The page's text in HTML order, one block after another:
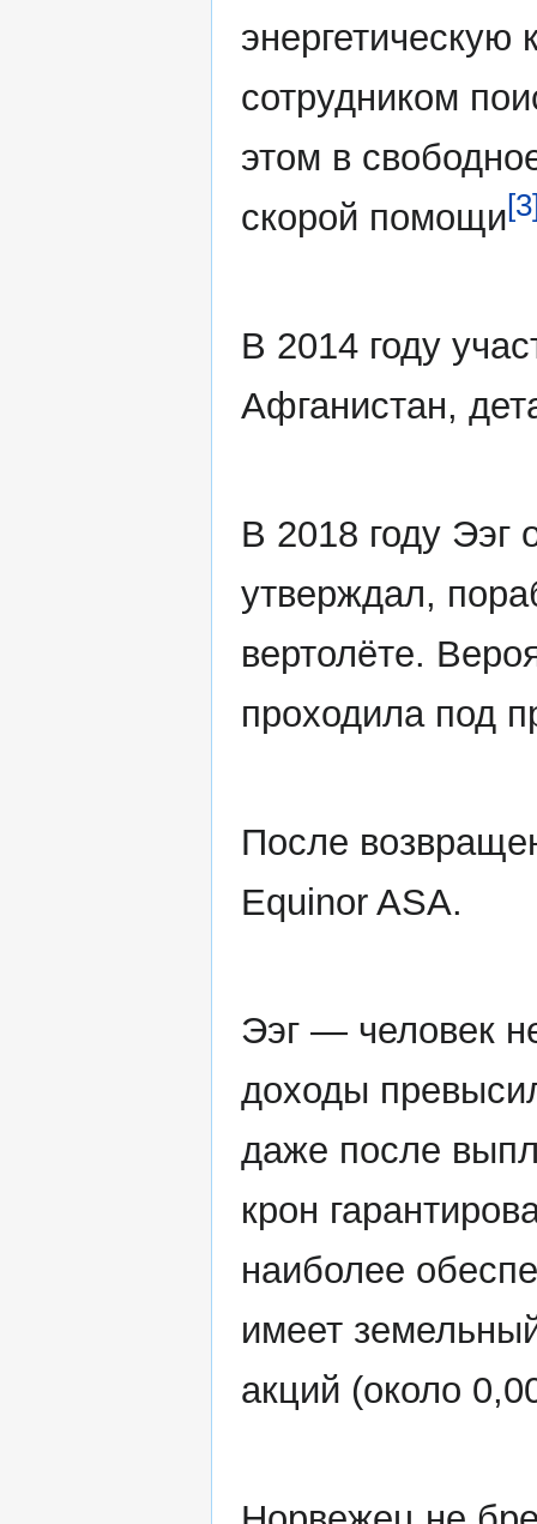
сотрудником
этом в
скорой помощи
В 2014 году
Афганистан,
В 2018 году Ээг
утверждал,
вертолёте.
проходила под
После
Equinor ASA.
Ээг — человек
доходы
даже после
крон
наиболее
имеет
акций (около